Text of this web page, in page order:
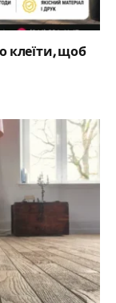
клеїти, щоб